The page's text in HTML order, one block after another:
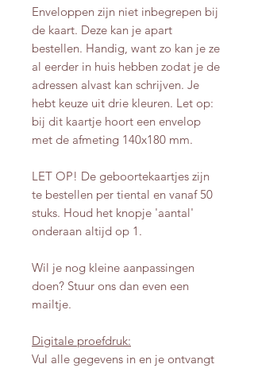
Enveloppen zijn niet inbegrepen bij
de kaart. Deze kan je apart
bestellen. Handig, want zo kan je ze
al eerder in huis hebben zodat je de
adressen alvast kan schrijven. Je
hebt keuze uit drie kleuren. Let op:
bij dit kaartje hoort een envelop
met de afmeting 140x180 mm.
LET OP! De geboortekaartjes zijn
te bestellen per tiental en vanaf 50
stuks. Houd het knopje 'aantal'
onderaan altijd op 1.
Wil je nog kleine aanpassingen
doen? Stuur ons dan even een
mailtje.
Digitale proefdruk:
Vul alle gegevens in en je ontvangt